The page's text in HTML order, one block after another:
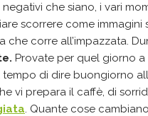
negativi che siano, i vari
scorrere come
che corre all’impazzata.
Provate per quel giorno
tempo di dire buongiorno
vi prepara il caffè, di
. Quante cose